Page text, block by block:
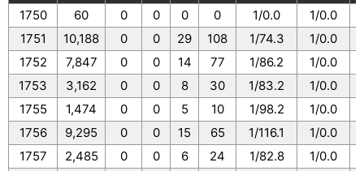
1750
60 0 0 0 0 1/0.0
1/0.0
1751
10,188 0 0 29 108 1/74.3 1/0.0
1752
7,847 0 0 14 77 1/86.2 1/0.0
1753
3,162 0 0 8 30 1/83.2 1/0.0
1755
1,474 0 0 5 10 1/98.2 1/0.0
1756
9,295 0 0 15 65 1/116.1 1/0.0
1757
2,485 0 0 6 24 1/82.8 1/0.0